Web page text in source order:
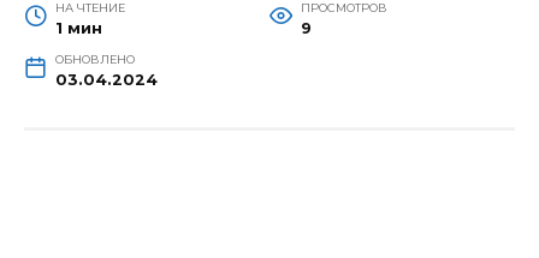
НА ЧТЕНИЕ
1 мин
ПРОСМОТРОВ
9
ОБНОВЛЕНО
03.04.2024